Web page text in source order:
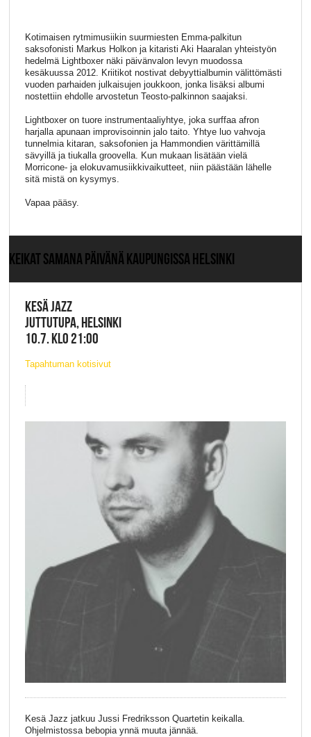
Kotimaisen rytmimusiikin suurmiesten Emma-palkitun
saksofonisti Markus Holkon ja kitaristi Aki Haaralan yhteistyön
hedelmä Lightboxer näki päivänvalon levyn muodossa
kesäkuussa 2012. Kriitikot nostivat debyyttialbumin välittömästi
vuoden parhaiden julkaisujen joukkoon, jonka lisäksi albumi
nostettiin ehdolle arvostetun Teosto-palkinnon saajaksi.
Lightboxer on tuore instrumentaaliyhtye, joka surffaa afron
harjalla apunaan improvisoinnin jalo taito. Yhtye luo vahvoja
tunnelmia kitaran, saksofonien ja Hammondien värittämillä
sävyillä ja tiukalla groovella. Kun mukaan lisätään vielä
Morricone- ja elokuvamusiikkivaikutteet, niin päästään lähelle
sitä mistä on kysymys.
Vapaa pääsy.
KEIKAT SAMANA PÄIVÄNÄ KAUPUNGISSA HELSINKI
KESÄ JAZZ
JUTTUTUPA, HELSINKI
10.7. KLO 21:00
Tapahtuman kotisivut
Kesä Jazz jatkuu Jussi Fredriksson Quartetin keikalla.
Ohjelmistossa bebopia ynnä muuta jännää.